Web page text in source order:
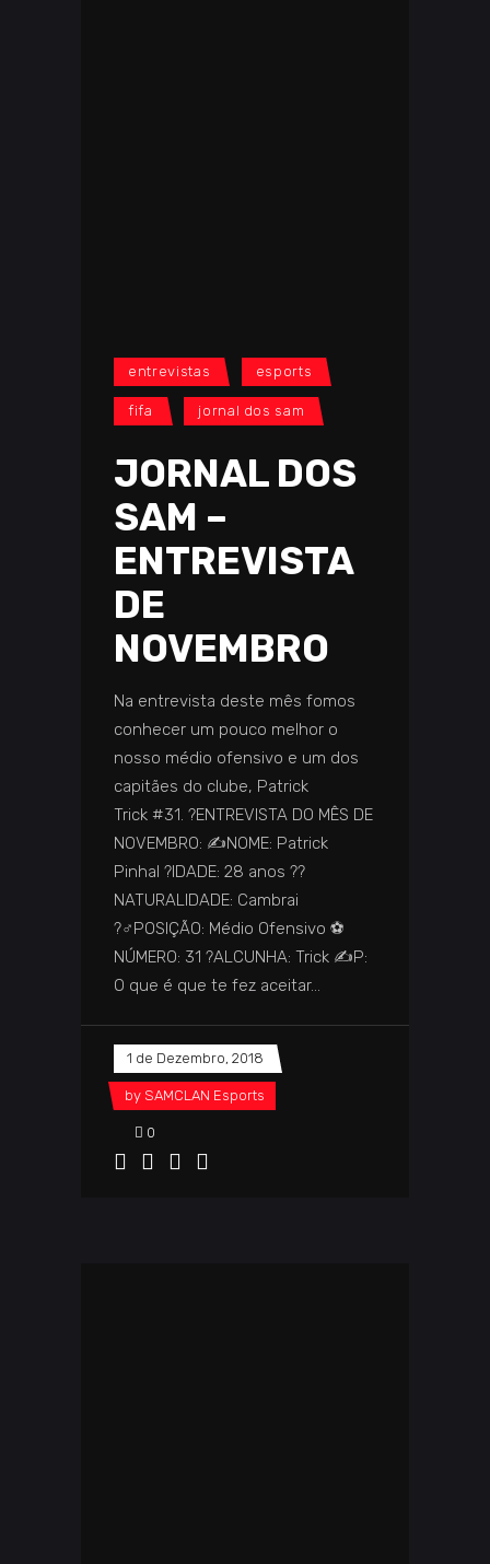
entrevistas esports
fifa jornal dos sam
JORNAL DOS
SAM –
ENTREVISTA
DE
NOVEMBRO
Na entrevista deste mês fomos
conhecer um pouco melhor o
nosso médio ofensivo e um dos
capitães do clube, Patrick
Trick #31. ?️ENTREVISTA DO MÊS DE
NOVEMBRO: ✍️NOME: Patrick
Pinhal ?IDADE: 28 anos ️??️
NATURALIDADE: Cambrai
?‍♂️POSIÇÃO: Médio Ofensivo ⚽
NÚMERO: 31 ?️ALCUNHA: Trick ✍️P:
O que é que te fez aceitar
1 de Dezembro, 2018
by SAMCLAN Esports
0